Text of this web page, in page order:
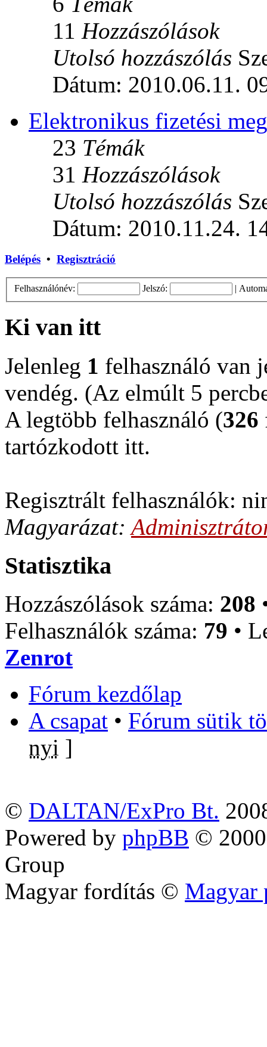
11 Hozzászólások
Utolsó hozzászólás
Dátum: 2010.06.11.
Elektronikus fizetési
23 Témák
31 Hozzászólások
Utolsó hozzászólás
Dátum: 2010.11.24.
Belépés • Regisztráció
Felhasználónév: Jelszó: |
Ki van itt
Jelenleg 1 felhasználó van
vendég. (Az elmúlt 5
A legtöbb felhasználó (326
tartózkodott itt.
Regisztrált felhasználók:
Magyarázat:
Statisztika
Hozzászólások száma: 208
Felhasználók száma: 79 •
Zenrot
Fórum kezdőlap
A csapat • Fórum sütik
nyi ]
© DALTAN/ExPro Bt.
Powered by phpBB ©
Group
Magyar fordítás © Magyar